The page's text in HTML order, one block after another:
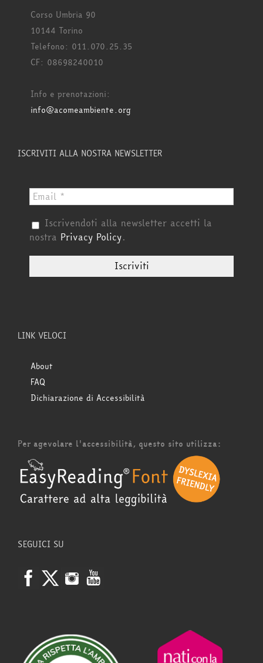
Corso Umbria 90
10144 Torino
Telefono: 011.070.25.35
CF: 08698240010
Info e prenotazioni:
info@acomeambiente.org
ISCRIVITI ALLA NOSTRA NEWSLETTER
Iscrivendoti alla newsletter accetti la
nostra Privacy Policy.
LINK VELOCI
About
FAQ
Dichiarazione di Accessibilità
Per agevolare l'accessibilità, questo sito utilizza:
SEGUICI SU